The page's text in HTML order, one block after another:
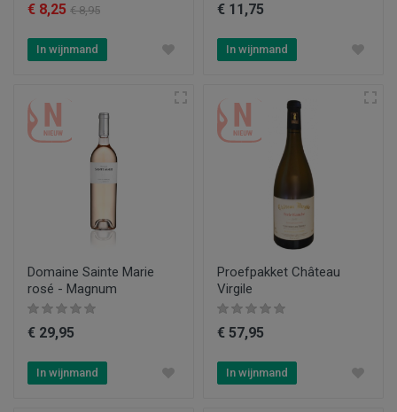
€ 8,25 € 8,95
In wijnmand
€ 11,75
In wijnmand
Domaine Sainte Marie
rosé - Magnum
€ 29,95
In wijnmand
Proefpakket Château
Virgile
€ 57,95
In wijnmand